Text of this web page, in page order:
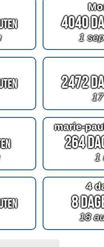
4040
1
2472
marie-
264
1
4
8
18